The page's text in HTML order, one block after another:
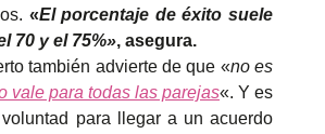
«El porcentaje de éxito suele
70 y el 75%», asegura.
también advierte de que «no es
vale para todas las parejas«. Y es
para llegar a un acuerdo